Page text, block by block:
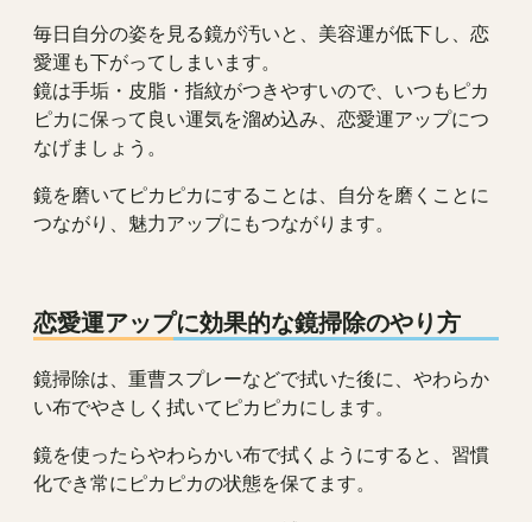
毎日自分の姿を見る鏡が汚いと、美容運が低下し、恋
愛運も下がってしまいます。
鏡は手垢・皮脂・指紋がつきやすいので、いつもピカ
ピカに保って良い運気を溜め込み、恋愛運アップにつ
なげましょう。
鏡を磨いてピカピカにすることは、自分を磨くことに
つながり、魅力アップにもつながります。
恋愛運アップに効果的な鏡掃除のやり方
鏡掃除は、重曹スプレーなどで拭いた後に、やわらか
い布でやさしく拭いてピカピカにします。
鏡を使ったらやわらかい布で拭くようにすると、習慣
化でき常にピカピカの状態を保てます。